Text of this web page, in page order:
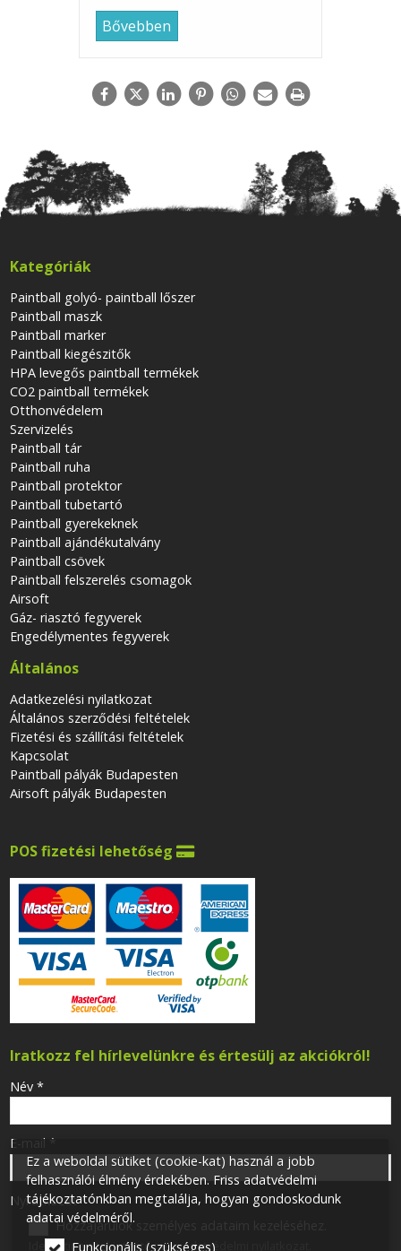
Bővebben
Kategóriák
Paintball golyó- paintball lőszer
Paintball maszk
Paintball marker
Paintball kiegészitők
HPA levegős paintball termékek
CO2 paintball termékek
Otthonvédelem
Szervizelés
Paintball tár
Paintball ruha
Paintball protektor
Paintball tubetartó
Paintball gyerekeknek
Paintball ajándékutalvány
Paintball csövek
Paintball felszerelés csomagok
Airsoft
Gáz- riasztó fegyverek
Engedélymentes fegyverek
Általános
Adatkezelési nyilatkozat
Általános szerződési feltételek
Fizetési és szállítási feltételek
Kapcsolat
Paintball pályák Budapesten
Airsoft pályák Budapesten
POS fizetési lehetőség 
Iratkozz fel hírlevelünkre és értesülj az akciókról!
-
-
-
Név *
E-mail *
Nyilatkozat*
Hozzájárulok személyes adataim kezeléséhez.
Ide kattintva tekinthető meg:Adatvédelmi nyilatkozat
Ez a weboldal sütiket (cookie-kat) használ a jobb
felhasználói élmény érdekében. Friss adatvédelmi
tájékoztatónkban megtalálja, hogyan gondoskodunk
adatai védelméről.
Funkcionális (szükséges)